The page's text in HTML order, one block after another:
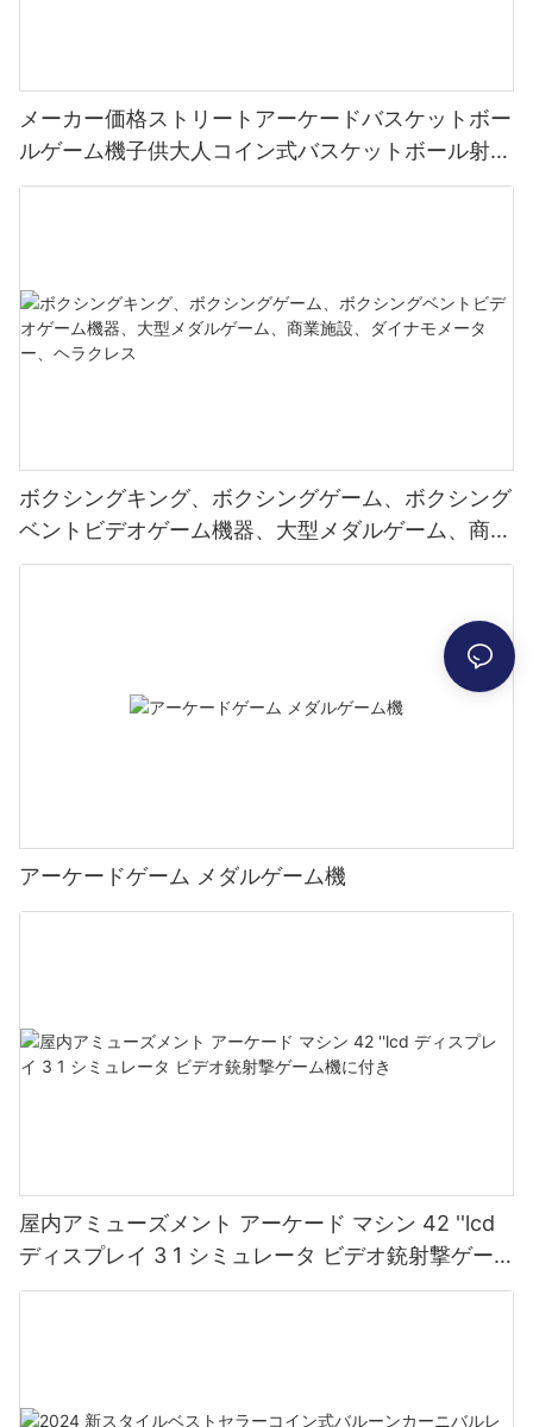
メーカー価格ストリートアーケードバスケットボー
ルゲーム機子供大人コイン式バスケットボール射撃
キャビネット
ボクシングキング、ボクシングゲーム、ボクシング
ベントビデオゲーム機器、大型メダルゲーム、商業
施設、ダイナモメーター、ヘラクレス
アーケードゲーム メダルゲーム機
屋内アミューズメント アーケード マシン 42 ''lcd
ディスプレイ 3 1 シミュレータ ビデオ銃射撃ゲー
ム機に付き